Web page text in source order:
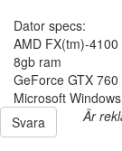
Dator specs:
AMD FX(tm)-
8gb ram
GeForce GTX 760
Microsoft
Svara
Är